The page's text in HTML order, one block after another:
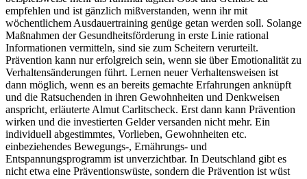
empfehlen und ist gänzlich mißverstanden, wenn ihr mit
wöchentlichem Ausdauertraining genüge getan werden soll. Solange
Maßnahmen der Gesundheitsförderung in erste Linie rational
Informationen vermitteln, sind sie zum Scheitern verurteilt.
Prävention kann nur erfolgreich sein, wenn sie über Emotionalität zu
Verhaltensänderungen führt. Lernen neuer Verhaltensweisen ist
dann möglich, wenn es an bereits gemachte Erfahrungen anknüpft
und die Ratsuchenden in ihren Gewohnheiten und Denkweisen
anspricht, erläuterte Almut Carlitscheck. Erst dann kann Prävention
wirken und die investierten Gelder versanden nicht mehr. Ein
individuell abgestimmtes, Vorlieben, Gewohnheiten etc.
einbeziehendes Bewegungs-, Ernährungs- und
Entspannungsprogramm ist unverzichtbar. In Deutschland gibt es
nicht etwa eine Präventionswüste, sondern die Prävention ist wüst